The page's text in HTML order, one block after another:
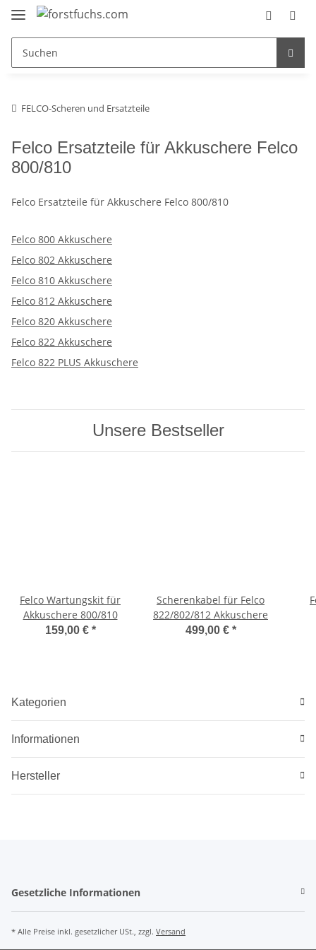
FELCO-Scheren und Ersatzteile
Felco Ersatzteile für Akkuschere Felco
800/810
Felco Ersatzteile für Akkuschere Felco 800/810
Felco 800 Akkuschere
Felco 802 Akkuschere
Felco 810 Akkuschere
Felco 812 Akkuschere
Felco 820 Akkuschere
Felco 822 Akkuschere
Felco 822 PLUS Akkuschere
Unsere Bestseller
Felco Wartungskit für
Akkuschere 800/810
159,00 € *
Scherenkabel für Felco
822/802/812 Akkuschere
499,00 € *
Kategorien
Informationen
Hersteller
Gesetzliche Informationen
* Alle Preise inkl. gesetzlicher USt., zzgl. Versand